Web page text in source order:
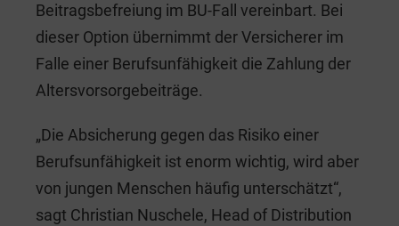
Beitragsbefreiung im BU-Fall vereinbart. Bei
dieser Option übernimmt der Versicherer im
Falle einer Berufsunfähigkeit die Zahlung der
Altersvorsorgebeiträge.
„Die Absicherung gegen das Risiko einer
Berufsunfähigkeit ist enorm wichtig, wird aber
von jungen Menschen häufig unterschätzt“,
sagt Christian Nuschele, Head of Distribution